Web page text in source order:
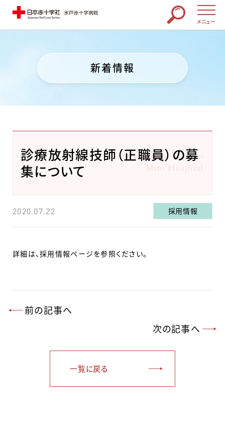
メニュー
新着情報
診療放射線技師（正職員）の募
集について
2020.07.22 採用情報
詳細は、採用情報ページを参照ください。
前の記事へ
次の記事へ
一覧に戻る